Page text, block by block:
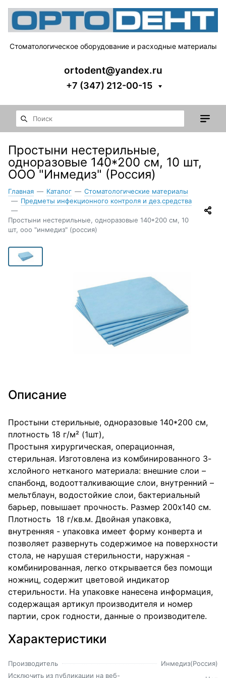
Стоматологическое оборудование и расходные материалы
ortodent@yandex.ru
+7 (347) 212-00-15
Простыни нестерильные,
одноразовые 140*200 см, 10 шт,
ООО "Инмедиз" (Россия)
Главная — Каталог — Стоматологические материалы
— Предметы инфекционного контроля и дез.средства
—
Простыни нестерильные, одноразовые 140*200 см, 10
шт, ооо "инмедиз" (россия)
Описание
Простыни стерильные, одноразовые 140*200 см,
плотность 18 г/м² (1шт),
Простыня хирургическая, операционная,
стерильная. Изготовлена из комбинированного 3-
хслойного нетканого материала: внешние слои –
спанбонд, водоотталкивающие слои, внутренний –
мельтблаун, водостойкие слои, бактериальный
барьер, повышает прочность. Размер 200х140 см.
Плотность 18 г/кв.м. Двойная упаковка,
внутренняя - упаковка имеет форму конверта и
позволяет развернуть содержимое на поверхности
стола, не нарушая стерильности, наружная -
комбинированная, легко открывается без помощи
ножниц, содержит цветовой индикатор
стерильности. На упаковке нанесена информация,
содержащая артикул производителя и номер
партии, срок годности, данные о производителе.
Характеристики
Производитель
Инмедиз(Россия)
Исключить из публикации на веб-